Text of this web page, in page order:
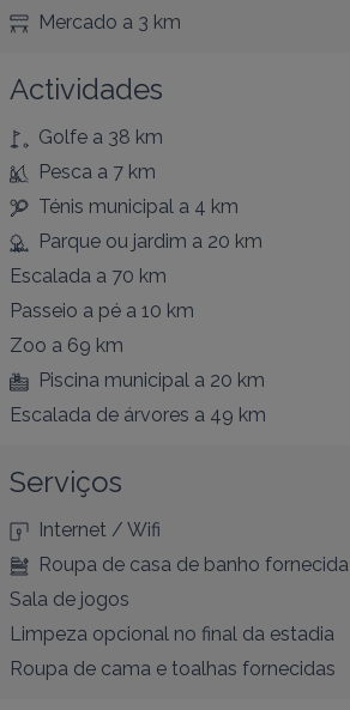
Mercado a 3 km
Actividades
Golfe a 38 km
Pesca a 7 km
Ténis municipal a 4 km
Parque ou jardim a 20 km
Escalada a 70 km
Passeio a pé a 10 km
Zoo a 69 km
Piscina municipal a 20 km
Escalada de árvores a 49 km
Serviços
Internet / Wifi
Roupa de casa de banho fornecida
Sala de jogos
Limpeza opcional no final da estadia
Roupa de cama e toalhas fornecidas